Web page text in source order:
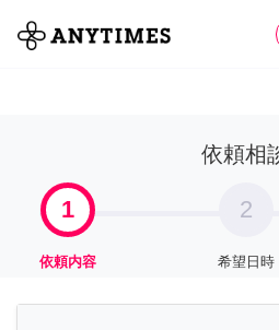
全て
依頼相
1
依頼内容
2
希望日時